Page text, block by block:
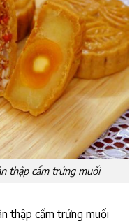
thập cẩm trứng muối
thập cẩm trứng muối